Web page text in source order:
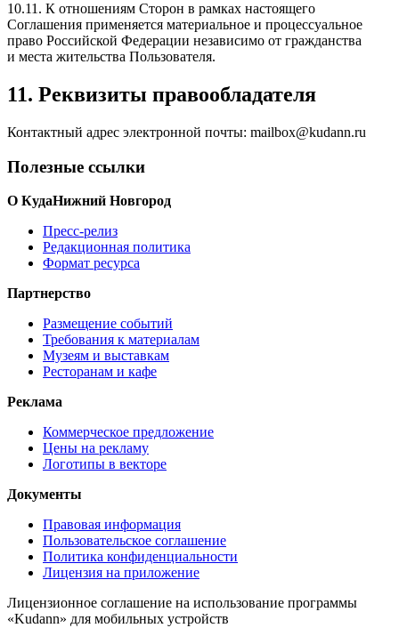
10.11. К отношениям Сторон в рамках настоящего
Соглашения применяется материальное и процессуальное
право Российской Федерации независимо от гражданства
и места жительства Пользователя.
11. Реквизиты правообладателя
Контактный адрес электронной почты: mailbox@kudann.ru
Полезные ссылки
О КудаНижний Новгород
Пресс-релиз
Редакционная политика
Формат ресурса
Партнерство
Размещение событий
Требования к материалам
Музеям и выставкам
Ресторанам и кафе
Реклама
Коммерческое предложение
Цены на рекламу
Логотипы в векторе
Документы
Правовая информация
Пользовательское соглашение
Политика конфиденциальности
Лицензия на приложение
Лицензионное соглашение на использование программы
«Kudann» для мобильных устройств